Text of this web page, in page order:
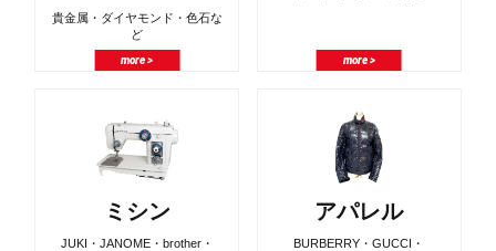
貴金属・ダイヤモンド・色石な
ど
more > more >
ミシン
JUKI・JANOME・brother・
アパレル
BURBERRY・GUCCI・